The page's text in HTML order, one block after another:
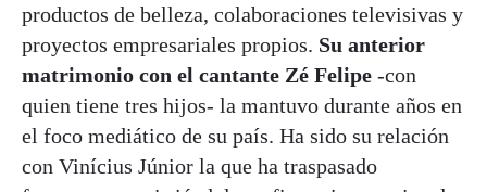
productos de belleza, colaboraciones televisivas y
proyectos empresariales propios. Su anterior
matrimonio con el cantante Zé Felipe -con
quien tiene tres hijos- la mantuvo durante años en
el foco mediático de su país. Ha sido su relación
con Vinícius Júnior la que ha traspasado